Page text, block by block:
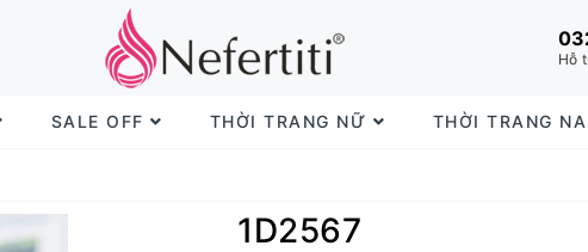
Hỗ
SALE OFF THỜI TRANG NỮ THỜI TRANG
1D2567